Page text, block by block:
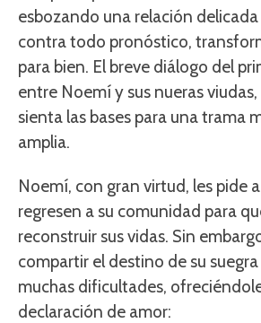
esbozando una relación
contra todo pronóstico,
para bien. El breve diálogo del
entre Noemí y sus nueras
sienta las bases para una trama
amplia.
Noemí, con gran virtud, les pide
regresen a su comunidad para
reconstruir sus vidas. Sin
compartir el destino de su suegra
muchas dificultades,
declaración de amor: